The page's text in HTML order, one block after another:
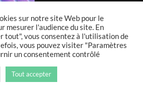
sur notre site Web pour le
mesurer l'audience du site. En
tout", vous consentez à l'utilisation de
vous pouvez visiter "Paramètres
un consentement contrôlé
Tout accepter